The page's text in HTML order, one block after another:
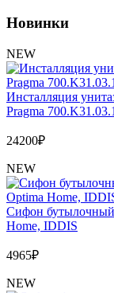
Новинки
NEW
Инсталляция
Pragma
24200₽
NEW
Сифон
Home, IDDIS
4965₽
NEW